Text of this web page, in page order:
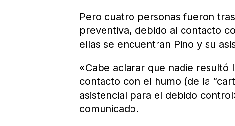
Pero cuatro personas fueron
preventiva, debido al contacto
ellas se encuentran Pino y su
«Cabe aclarar que nadie resultó
contacto con el humo (de la
asistencial para el debido
comunicado.